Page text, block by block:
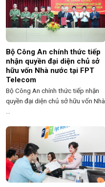
Bộ Công An chính thức tiếp
nhận quyền đại diện chủ sở
hữu vốn Nhà nước tại FPT
Telecom
Bộ Công An chính thức tiếp nhận
quyền đại diện chủ sở hữu vốn Nhà